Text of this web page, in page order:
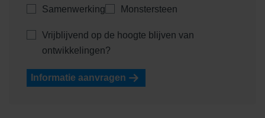
Samenwerking
Monstersteen
Vrijblijvend op de hoogte blijven van
ontwikkelingen?
Informatie aanvragen